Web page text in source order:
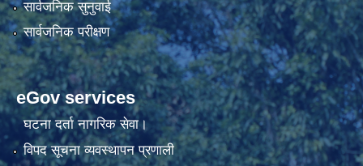
सार्वजनिक सुनुवाई
सार्वजनिक परीक्षण
eGov services
घटना दर्ता नागरिक सेवा।
विपद सूचना व्यवस्थापन प्रणाली